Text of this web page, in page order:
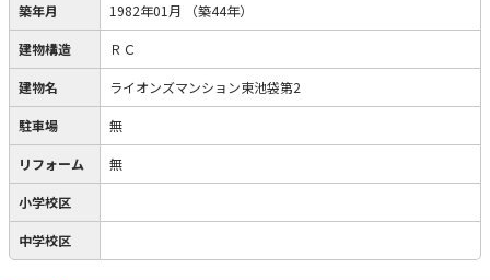
築年月 1982年01月 （築44年）
建物構造 ＲＣ
建物名 ライオンズマンション東池袋第2
駐車場 無
リフォーム 無
小学校区
中学校区